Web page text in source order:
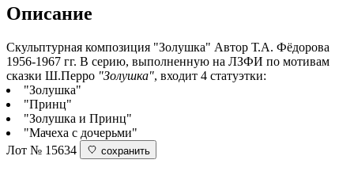
Описание
Скульптурная композиция "Золушка" Автор Т.А. Фёдорова
1956-1967 гг. В серию, выполненную на ЛЗФИ по мотивам
сказки Ш.Перро "Золушка", входит 4 статуэтки:
"Золушка"
"Принц"
"Золушка и Принц"
"Мачеха с дочерьми"
Лот № 15634
сохранить